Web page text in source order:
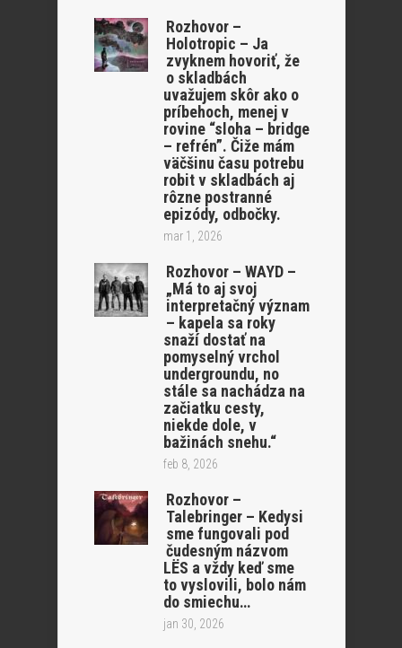
Rozhovor –
Holotropic – Ja
zvyknem hovoriť, že
o skladbách
uvažujem skôr ako o
príbehoch, menej v
rovine “sloha – bridge
– refrén”. Čiže mám
väčšinu času potrebu
robit v skladbách aj
rôzne postranné
epizódy, odbočky.
mar 1, 2026
Rozhovor – WAYD –
„Má to aj svoj
interpretačný význam
– kapela sa roky
snaží dostať na
pomyselný vrchol
undergroundu, no
stále sa nachádza na
začiatku cesty,
niekde dole, v
bažinách snehu.“
feb 8, 2026
Rozhovor –
Talebringer – Kedysi
sme fungovali pod
čudesným názvom
LËS a vždy keď sme
to vyslovili, bolo nám
do smiechu…
jan 30, 2026